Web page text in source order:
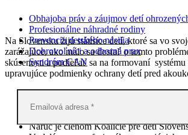
Na Slovensku žijú státisíce detí, ktoré sa vo
zarážajúce, ako málo sa dosiaľ o tomto
skúsenosti a podieľať sa na formovaní
upravujúce podmienky ochrany detí pred
V rámci našich advokačných aktivít
Navrhujeme riešenia smerujúce k
Náruč je členom Koalície pre deti
Obhajoba práv a záujmov detí
Profesionálne náhradné rodiny
Prevencia detského násilia
Dobrovoľníci a odborná prax
Syndróm CAN